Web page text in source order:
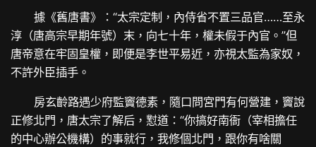
據《舊唐書》：“太宗定制，內侍省不置三品官……至永
淳（唐高宗早期年號）末，向七十年，權未假于內官。”但
唐帝意在牢固皇權，即便是李世平易近，亦視太監為家奴，
不許外臣插手。
房玄齡路遇少府監竇德素，隨口問宮門有何營建，竇說
正修北門，唐太宗了解后，懟道：“你搞好南衙（宰相擔任
的中心辦公機構）的事就行，我修個北門，跟你有啥關